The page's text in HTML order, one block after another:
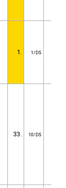
1. 1/DS
33. 10/DS